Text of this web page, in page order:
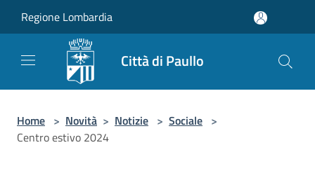
Regione Lombardia
Città di Paullo
Home > Novità > Notizie > Sociale >
Centro estivo 2024